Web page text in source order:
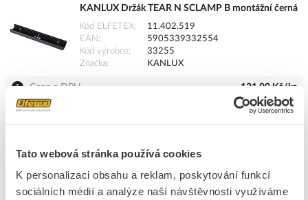
Tato webová stránka používá cookies
K personalizaci obsahu a reklam, poskytování funkcí
sociálních médií a analýze naší návštěvnosti využíváme
KANLUX Držák TEAR N SCLAMP B montážní černá
Kód ELFETEX
11.402.519
EAN
5905339332554
Kód výrobce
33255
Značka
KANLUX
Cena s DPH 121,99 Kč/ks
Přidat k porovnání